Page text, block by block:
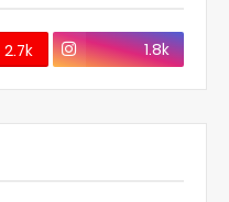
2.7k 1.8k